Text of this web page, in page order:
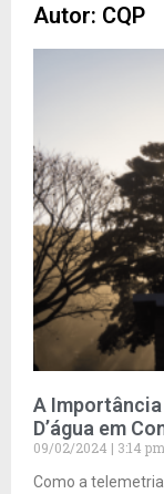
Autor: CQP
A
D’água em
09/02/2024
3:14 pm
Como a